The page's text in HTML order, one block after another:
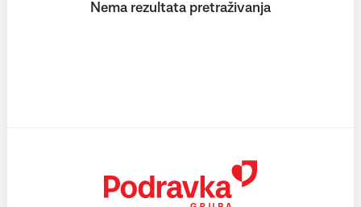
Nema rezultata pretraživanja